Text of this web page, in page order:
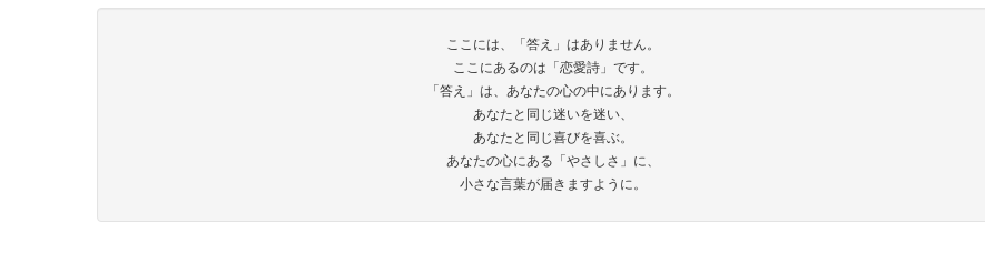
ここには、「答え」はありません。
ここにあるのは「恋愛詩」です。
「答え」は、あなたの心の中にあります。
あなたと同じ迷いを迷い、
あなたと同じ喜びを喜ぶ。
あなたの心にある「やさしさ」に、
小さな言葉が届きますように。